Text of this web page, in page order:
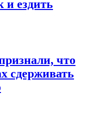
и ездить
что
сдерживать